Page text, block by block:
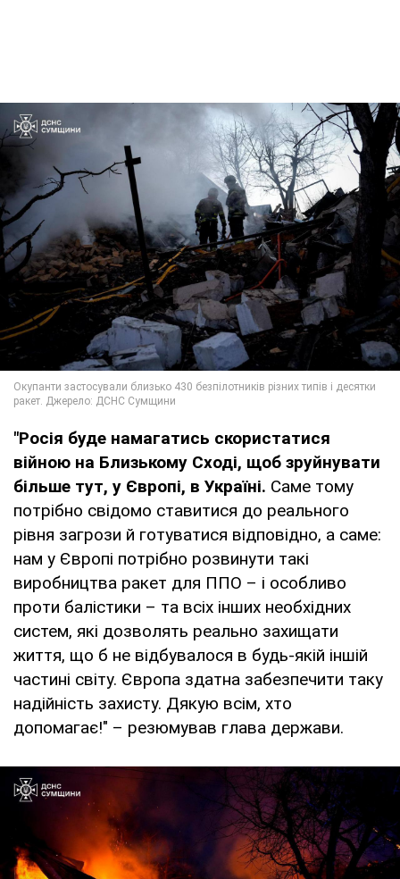
"Росія буде намагатись скористатися
війною на Близькому Сході, щоб зруйнувати
більше тут, у Європі, в Україні. Саме тому
потрібно свідомо ставитися до реального
рівня загрози й готуватися відповідно, а саме:
нам у Європі потрібно розвинути такі
виробництва ракет для ППО – і особливо
проти балістики – та всіх інших необхідних
систем, які дозволять реально захищати
життя, що б не відбувалося в будь-якій іншій
частині світу. Європа здатна забезпечити таку
надійність захисту. Дякую всім, хто
допомагає!" – резюмував глава держави.